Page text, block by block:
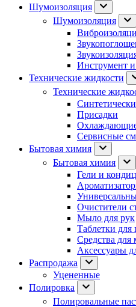
Шумоизоляция
Шумоизоляция
Инструмент
Технические жидкости
Технические
Присадки
Сервисные
Бытовая химия
Бытовая химия
Гели и
Очистители
Мыло для рук
Таблетки
Средства для
Аксессуары
Распродажа
Уцененные
Полировка
Полировальные